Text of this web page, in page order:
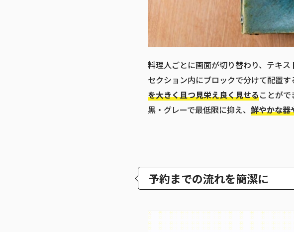
料理人ごとに画面が切り替わり、テキス
セクション内にブロックで分けて配置す
を大きく且つ見栄え良く見せることがで
黒・グレーで最低限に抑え、 鮮やかな器
予約までの流れを簡潔に